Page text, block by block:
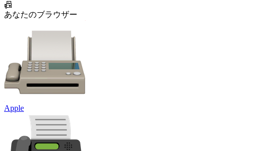
📠
あなたのブラウザー
Apple